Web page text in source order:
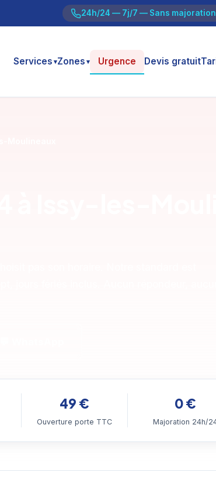
24h/24 — 7j/7 — Sans majoration
Services ▾Zones ▾ Urgence Devis gratuit
49 €
Ouverture porte TTC
0 €
Majoration 24h/